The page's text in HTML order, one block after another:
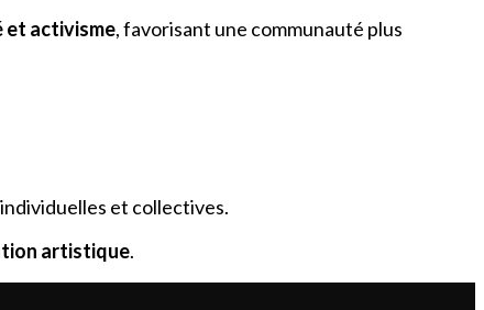
activisme, favorisant une communauté plus
et collectives.
artistique.